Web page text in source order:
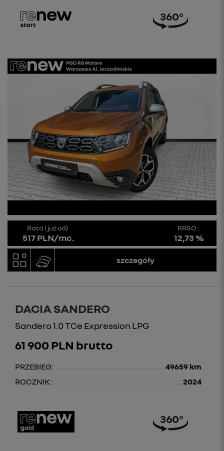
Rata (już od)
517 PLN/mc.
RRSO:
12,73 %
szczegóły
DACIA SANDERO
Sandero 1.0 TCe Expression LPG
61 900 PLN brutto
PRZEBIEG:
49659 km
ROCZNIK:
2024